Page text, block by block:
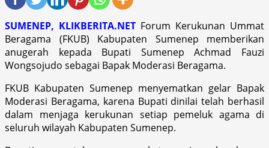
SUMENEP, KLIKBERITA.NET Forum Kerukunan Ummat
Beragama (FKUB) Kabupaten Sumenep memberikan
anugerah kepada Bupati Sumenep Achmad Fauzi
Wongsojudo sebagai Bapak Moderasi Beragama.
FKUB Kabupaten Sumenep menyematkan gelar Bapak
Moderasi Beragama, karena Bupati dinilai telah berhasil
dalam menjaga kerukunan setiap pemeluk agama di
seluruh wilayah Kabupaten Sumenep.